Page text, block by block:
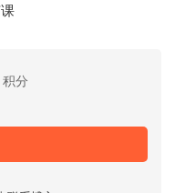
积分